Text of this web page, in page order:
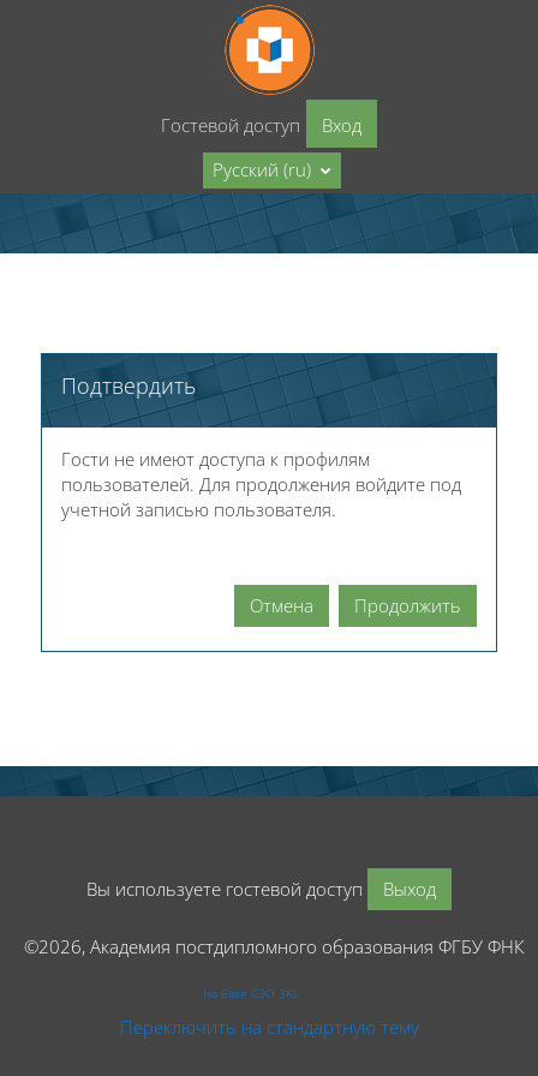
Перейти к основному содержанию
Гостевой доступ
Вход
Русский ‎(ru)‎
Подтвердить
Гости не имеют доступа к профилям
пользователей. Для продолжения войдите под
учетной записью пользователя.
Отмена Продолжить
Вы используете гостевой доступ Выход
©2026, Академия постдипломного образования ФГБУ
На базе СЭО 3KL
Переключить на стандартную тему